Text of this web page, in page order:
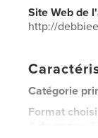
Site Web de
http://
Catégorie
Format